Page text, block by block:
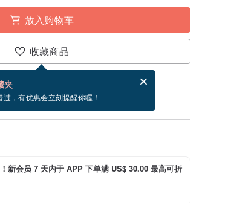
放入购物车
收藏商品
夹
，有优惠会立刻提醒你喔！
你寄送电子贺卡。
电子贺卡是什么？
3 个工作天。（不包含假日）
新会员 7 天内于 APP 下单满 US$ 30.00 最高可折